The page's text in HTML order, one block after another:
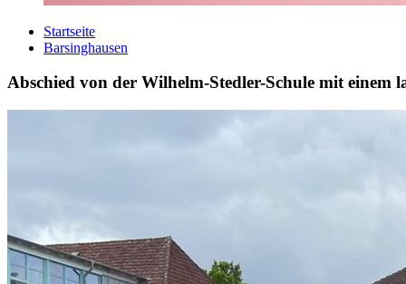
Startseite
Barsinghausen
Abschied von der Wilhelm-Stedler-Schule mit einem